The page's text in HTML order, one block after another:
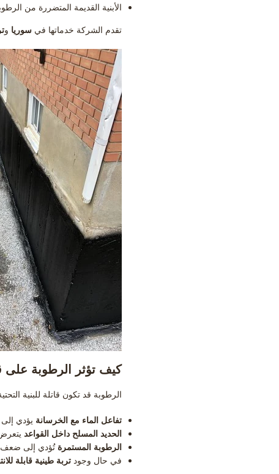
الأبنية القديمة المتضررة من
تقدم الشركة خدماتها في سوريا و
كيف تؤثر الرطوبة على
الرطوبة قد تكون قاتلة للبنية
تفاعل الماء مع الخرسانة يؤدي إلى
الحديد المسلح داخل القواعد
الرطوبة المستمرة تُؤدي إلى ضعف
في حال وجود تربة طينية قابلة